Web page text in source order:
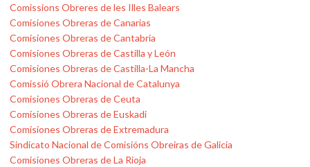
Comissions Obreres de les Illes Balears
Comisiones Obreras de Canarias
Comisiones Obreras de Cantabria
Comisiones Obreras de Castilla y León
Comisiones Obreras de Castilla-La Mancha
Comissió Obrera Nacional de Catalunya
Comisiones Obreras de Ceuta
Comisiones Obreras de Euskadi
Comisiones Obreras de Extremadura
Sindicato Nacional de Comisións Obreiras de Galicia
Comisiones Obreras de La Rioja